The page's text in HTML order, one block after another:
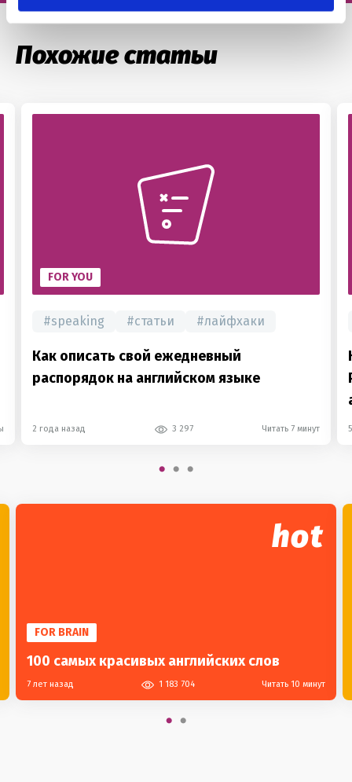
Похожие статьи
FOR YOU
#speaking #статьи #лайфхаки
Как описать свой ежедневный
распорядок на английском языке
2 года назад 3 297 Читать 7 минут
hot
FOR BRAIN
100 самых красивых английских слов
7 лет назад 1 183 704 Читать 10 минут